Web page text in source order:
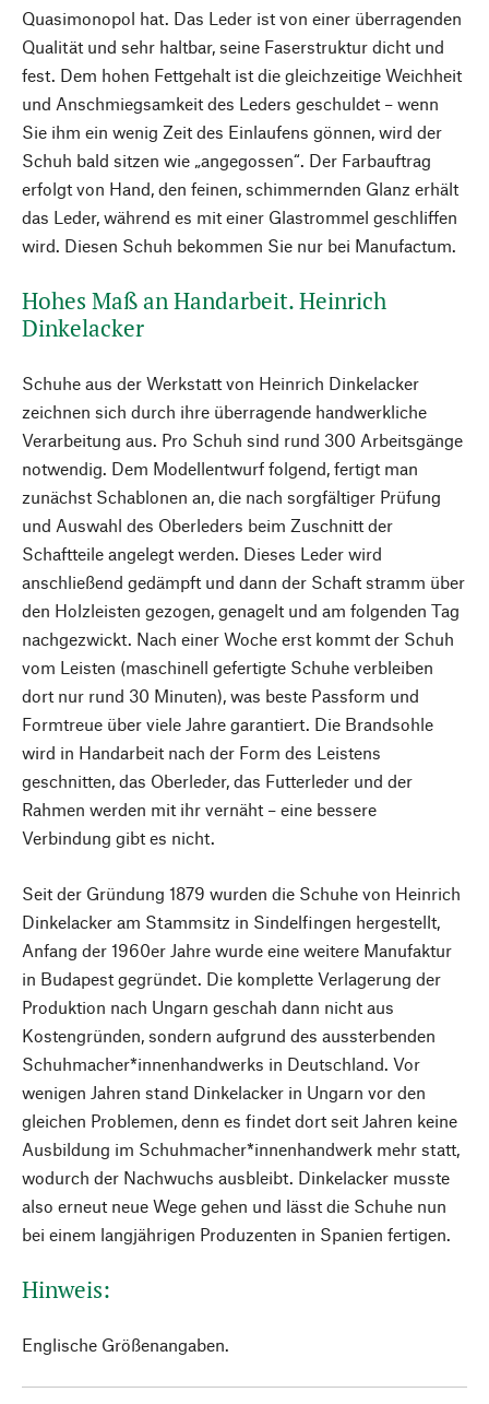
Quasimonopol hat. Das Leder ist von einer überragenden
Qualität und sehr haltbar, seine Faserstruktur dicht und
fest. Dem hohen Fettgehalt ist die gleichzeitige Weichheit
und Anschmiegsamkeit des Leders geschuldet – wenn
Sie ihm ein wenig Zeit des Einlaufens gönnen, wird der
Schuh bald sitzen wie „angegossen“. Der Farbauftrag
erfolgt von Hand, den feinen, schimmernden Glanz erhält
das Leder, während es mit einer Glastrommel geschliffen
wird. Diesen Schuh bekommen Sie nur bei Manufactum.
Hohes Maß an Handarbeit. Heinrich
Dinkelacker
Schuhe aus der Werkstatt von Heinrich Dinkelacker
zeichnen sich durch ihre überragende handwerkliche
Verarbeitung aus. Pro Schuh sind rund 300 Arbeitsgänge
notwendig. Dem Modellentwurf folgend, fertigt man
zunächst Schablonen an, die nach sorgfältiger Prüfung
und Auswahl des Oberleders beim Zuschnitt der
Schaftteile angelegt werden. Dieses Leder wird
anschließend gedämpft und dann der Schaft stramm über
den Holzleisten gezogen, genagelt und am folgenden Tag
nachgezwickt. Nach einer Woche erst kommt der Schuh
vom Leisten (maschinell gefertigte Schuhe verbleiben
dort nur rund 30 Minuten), was beste Passform und
Formtreue über viele Jahre garantiert. Die Brandsohle
wird in Handarbeit nach der Form des Leistens
geschnitten, das Oberleder, das Futterleder und der
Rahmen werden mit ihr vernäht – eine bessere
Verbindung gibt es nicht.
Seit der Gründung 1879 wurden die Schuhe von Heinrich
Dinkelacker am Stammsitz in Sindelfingen hergestellt,
Anfang der 1960er Jahre wurde eine weitere Manufaktur
in Budapest gegründet. Die komplette Verlagerung der
Produktion nach Ungarn geschah dann nicht aus
Kostengründen, sondern aufgrund des aussterbenden
Schuhmacher*innenhandwerks in Deutschland. Vor
wenigen Jahren stand Dinkelacker in Ungarn vor den
gleichen Problemen, denn es findet dort seit Jahren keine
Ausbildung im Schuhmacher*innenhandwerk mehr statt,
wodurch der Nachwuchs ausbleibt. Dinkelacker musste
also erneut neue Wege gehen und lässt die Schuhe nun
bei einem langjährigen Produzenten in Spanien fertigen.
Hinweis:
Englische Größenangaben.